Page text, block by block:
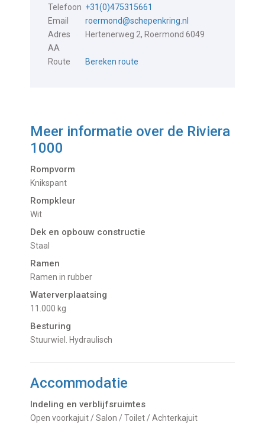
Telefoon +31(0)475315661
Email
roermond@schepenkring.nl
Adres
Hertenerweg 2, Roermond 6049
AA
Route
Bereken route
Meer informatie over de Riviera
1000
Rompvorm
Knikspant
Rompkleur
Wit
Dek en opbouw constructie
Staal
Ramen
Ramen in rubber
Waterverplaatsing
11.000 kg
Besturing
Stuurwiel. Hydraulisch
Accommodatie
Indeling en verblijfsruimtes
Open voorkajuit / Salon / Toilet / Achterkajuit